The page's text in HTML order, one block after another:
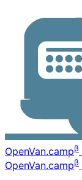
OpenVan.campβ
OpenVan.campβ